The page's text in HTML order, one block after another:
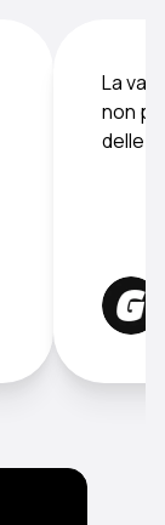
La
non
delle